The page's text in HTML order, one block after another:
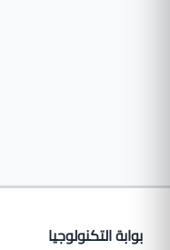
بوابة التكنولوجيا